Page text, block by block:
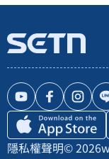
隱私權聲明© 2026